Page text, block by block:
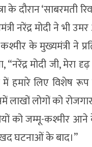
के दौरान ‘साबरमती
नरेंद्र मोदी ने भी
के मुख्यमंत्री ने
मोदी जी, मेरा दृढ़
हमारे लिए विशेष रूप
लोगों को
को जम्मू-कश्मीर आने
घटनाओं के बाद।”